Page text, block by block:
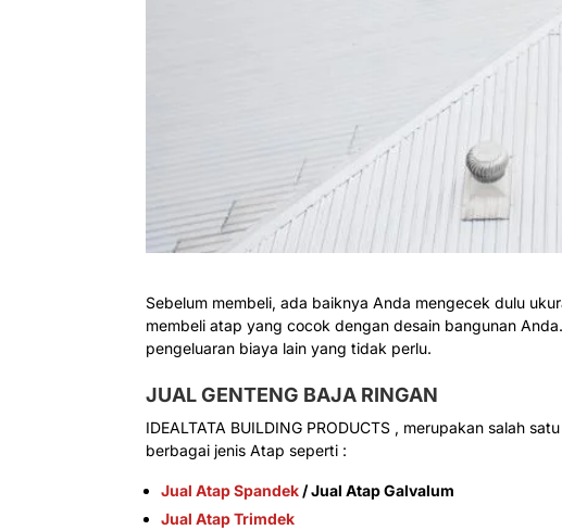
Sebelum membeli, ada baiknya Anda mengecek dulu
membeli atap yang cocok dengan desain bangunan
pengeluaran biaya lain yang tidak perlu.
JUAL GENTENG BAJA RINGAN
IDEALTATA BUILDING PRODUCTS , merupakan salah
berbagai jenis Atap seperti :
Jual Atap Spandek / Jual Atap Galvalum
Jual Atap Trimdek